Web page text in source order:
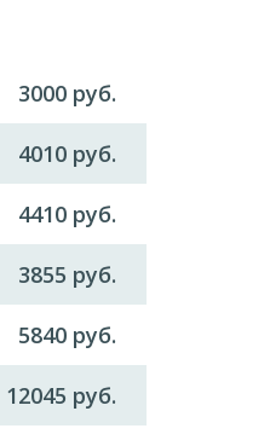
3000 руб.
4010 руб.
4410 руб.
3855 руб.
5840 руб.
12045 руб.